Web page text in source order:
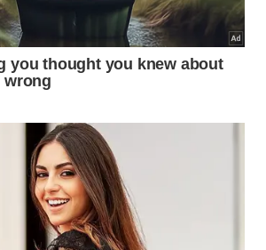
grande terópode que habitou a
muito antes do T-Rex surgir.
Predador de Madagascar que
robusto mesmo pesando apenas
com membros anteriores
e reduções severas na região pós-
ecológico das